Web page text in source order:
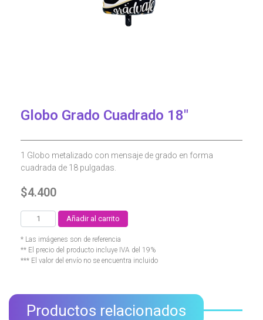
Globo Grado Cuadrado 18″
1 Globo metalizado con mensaje de grado en forma
cuadrada de 18 pulgadas.
$4.400
Añadir al carrito
* Las imágenes son de referencia
** El precio del producto incluye IVA del 19%
*** El valor del envío no se encuentra incluido
Productos relacionados